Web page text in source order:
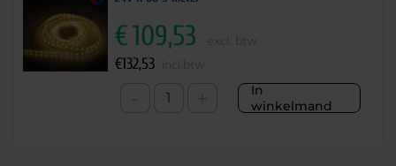
In
winkelmand
€109,53
€132,53